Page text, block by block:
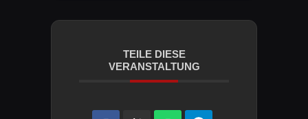
TEILE DIESE
VERANSTALTUNG